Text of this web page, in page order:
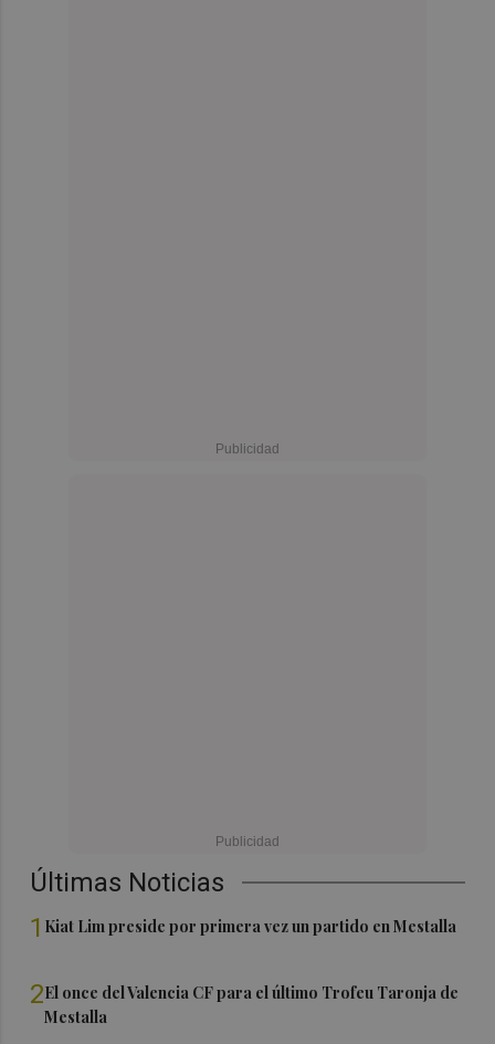
Últimas Noticias
1 Kiat Lim preside por primera vez un partido en Mestalla
2El once del Valencia CF para el último Trofeu Taronja de
Mestalla